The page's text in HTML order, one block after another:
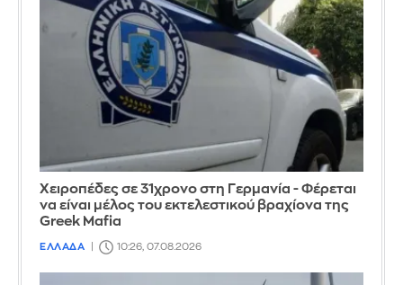
Χειροπέδες σε 31χρονο στη Γερμανία - Φέρεται
να είναι μέλος του εκτελεστικού βραχίονα της
Greek Mafia
ΕΛΛΑΔΑ 10:26, 07.08.2026